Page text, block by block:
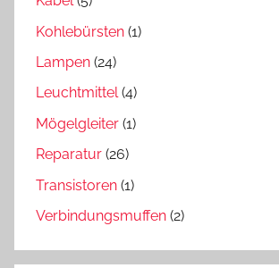
Kohlebürsten (1)
Lampen (24)
Leuchtmittel(4)
Mögelgleiter (1)
Reparatur (26)
Transistoren (1)
Verbindungsmuffen (2)